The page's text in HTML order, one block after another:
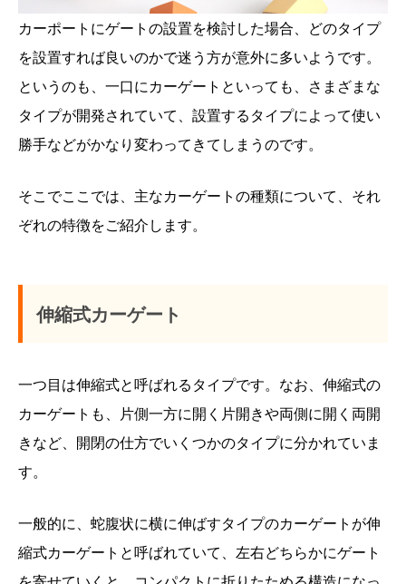
カーポートにゲートの設置を検討した場合、どのタイプ
を設置すれば良いのかで迷う方が意外に多いようです。
というのも、一口にカーゲートといっても、さまざまな
タイプが開発されていて、設置するタイプによって使い
勝手などがかなり変わってきてしまうのです。
そこでここでは、主なカーゲートの種類について、それ
ぞれの特徴をご紹介します。
伸縮式カーゲート
一つ目は伸縮式と呼ばれるタイプです。なお、伸縮式の
カーゲートも、片側一方に開く片開きや両側に開く両開
きなど、開閉の仕方でいくつかのタイプに分かれていま
す。
一般的に、蛇腹状に横に伸ばすタイプのカーゲートが伸
縮式カーゲートと呼ばれていて、左右どちらかにゲート